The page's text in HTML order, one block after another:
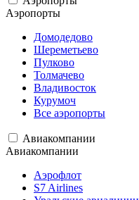
Аэропорты
Домодедово
Шереметьево
Пулково
Толмачево
Владивосток
Курумоч
Все аэропорты
Авиакомпании
Авиакомпании
Аэрофлот
S7 Airlines